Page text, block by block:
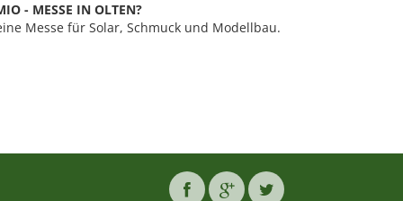
- MESSE IN OLTEN?
Messe für Solar, Schmuck und Modellbau.